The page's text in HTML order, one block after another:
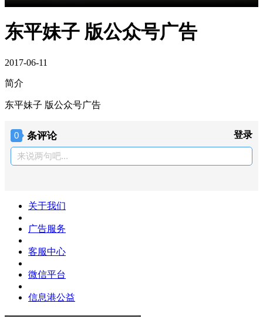
东平妹子 版公众号广告
2017-06-11
简介
东平妹子 版公众号广告
0 条评论 登录
来说两句吧...
关于我们
广告服务
客服中心
微信平台
信息港公益